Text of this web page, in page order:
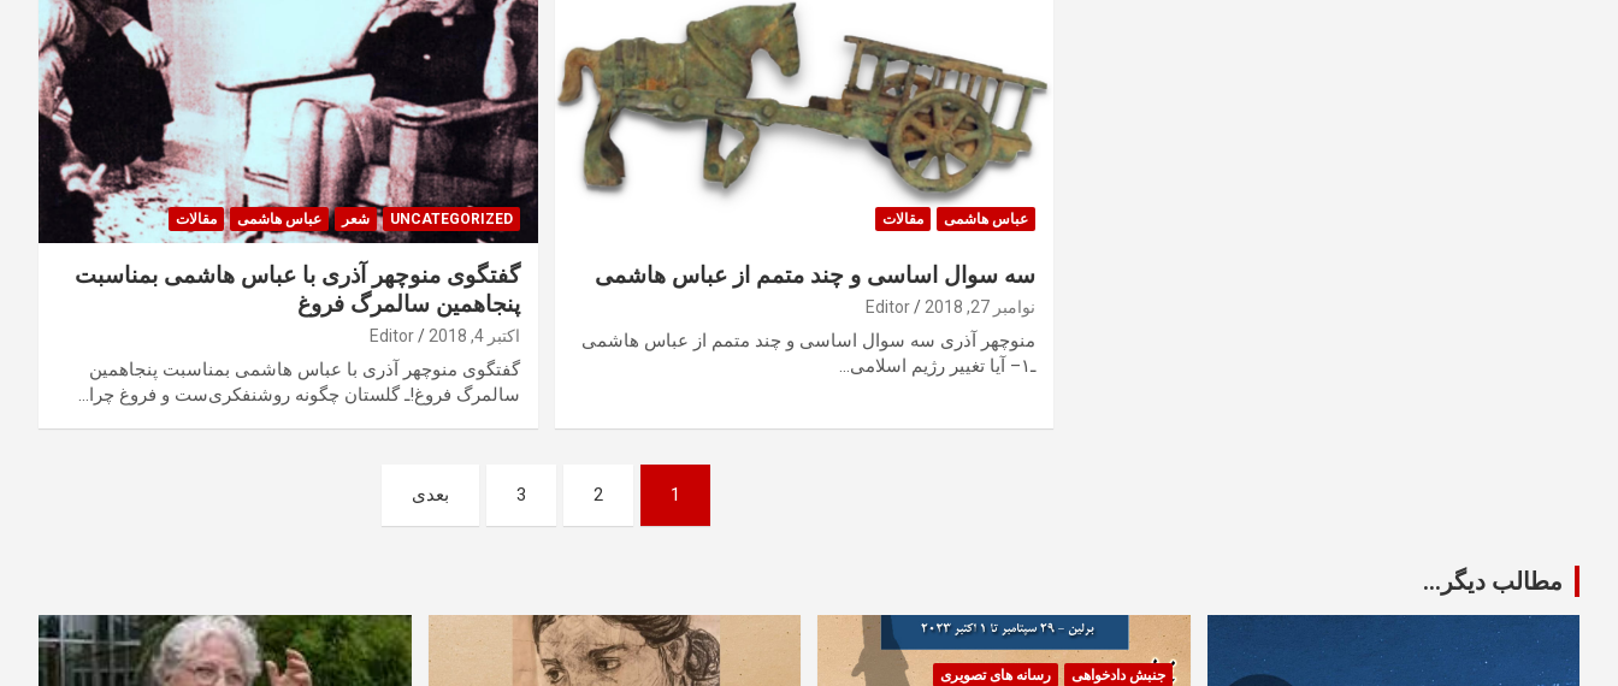
عباس هاشمی مقالات
سه سوال اساسی و چند متمم از عباس هاشمی
نوامبر 27, 2018 Editor
منوچهر آذری سه سوال اساسی و چند متمم از عباس هاشمی
ـ۱– آیا تغییر رژیم اسلامی…
UNCATEGORIZED شعر عباس هاشمی مقالات
گفتگوی منوچهر آذری با عباس هاشمی بمناسبت
پنجاهمین سالمرگ فروغ
اکتبر 4, 2018 Editor
گفتگوی منوچهر آذری با عباس هاشمی بمناسبت پنجاهمین
سالمرگ فروغ!ـ گلستان چگونه روشنفکری‌ست و فروغ چرا…
1
2
3 بعدی
مطالب دیگر...
جنبش دادخواهی رسانه های تصویری